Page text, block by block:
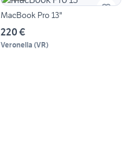
MacBook Pro 13"
220 €
Veronella (VR)